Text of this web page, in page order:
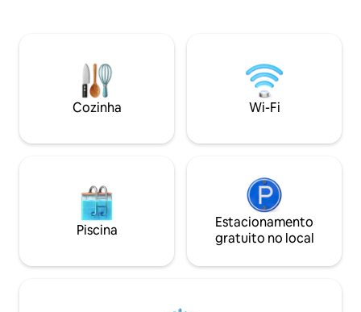
hidromassagem, 2 pranchas de SUP,
vara de pesca, canoa, jogos para dentro
e fora de casa, carregador de carro
elétrico, sala de estar no jardim,
+++ tudo incluído no preço :)
Belt’ para vistas
Isolado, mas
puxado por cães,
Cozinha Wi-Fi
Piscina
Estacionamento
gratuito no local